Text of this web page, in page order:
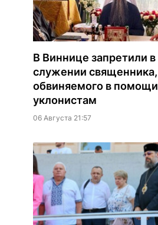
В Виннице запретили в
служении священника,
обвиняемого в помощи
уклонистам
06 Августа 21:57